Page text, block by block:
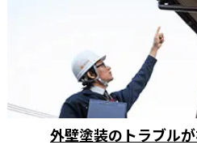
外壁塗装のトラブル